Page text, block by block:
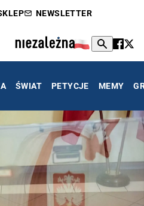
NEWSLETTER
ŚWIAT PETYCJE MEMY